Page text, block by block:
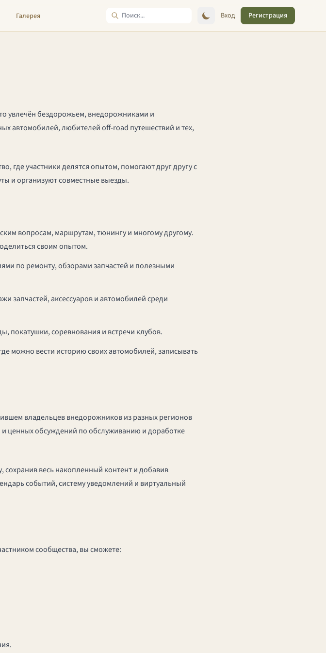
Галерея Вход Регистрация
увлечён бездорожьем, внедорожниками и
автомобилей, любителей off-road путешествий и тех,
где участники делятся опытом, помогают друг другу с
и организуют совместные выезды.
вопросам, маршрутам, тюнингу и многому другому.
своим опытом.
по ремонту, обзорами запчастей и полезными
запчастей, аксессуаров и автомобилей среди
покатушки, соревнования и встречи клубов.
можно вести историю своих автомобилей, записывать
владельцев внедорожников из разных регионов
ценных обсуждений по обслуживанию и доработке
весь накопленный контент и добавив
событий, систему уведомлений и виртуальный
сообщества, вы сможете: